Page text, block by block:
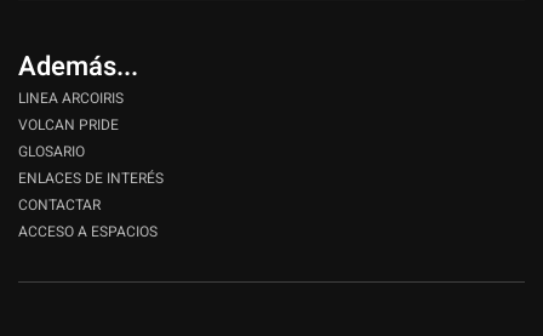
Además...
LINEA ARCOIRIS
VOLCAN PRIDE
GLOSARIO
ENLACES DE INTERÉS
CONTACTAR
ACCESO A ESPACIOS